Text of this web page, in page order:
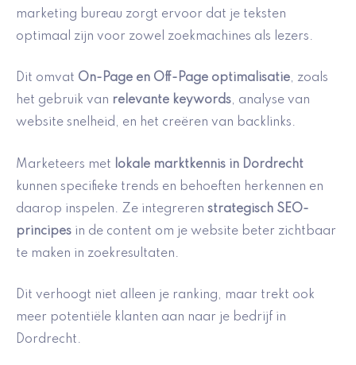
marketing bureau zorgt ervoor dat je teksten
optimaal zijn voor zowel zoekmachines als lezers.
Dit omvat On-Page en Off-Page optimalisatie, zoals
het gebruik van relevante keywords, analyse van
website snelheid, en het creëren van backlinks.
Marketeers met
lokale marktkennis in Dordrecht
kunnen specifieke trends en behoeften herkennen en
daarop inspelen. Ze integreren strategisch SEO-
principes in de content om je website beter zichtbaar
te maken in zoekresultaten.
Dit verhoogt niet alleen je ranking, maar trekt ook
meer potentiële klanten aan naar je bedrijf in
Dordrecht.